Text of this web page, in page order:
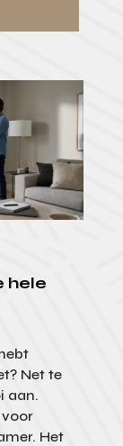
hele
Net te
aan.
Het